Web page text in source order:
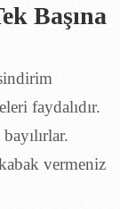
Başına
faydalıdır.
vermeniz